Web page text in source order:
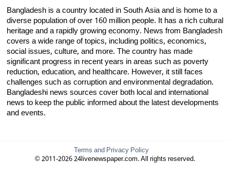
Bangladesh is a country located in South Asia and is home to a
diverse population of over 160 million people. It has a rich cultural
heritage and a rapidly growing economy. News from Bangladesh
covers a wide range of topics, including politics, economics,
social issues, culture, and more. The country has made
significant progress in recent years in areas such as poverty
reduction, education, and healthcare. However, it still faces
challenges such as corruption and environmental degradation.
Bangladeshi news sources cover both local and international
news to keep the public informed about the latest developments
and events.
Terms and Privacy Policy
© 2011-2026 24livenewspaper.com. All rights reserved.